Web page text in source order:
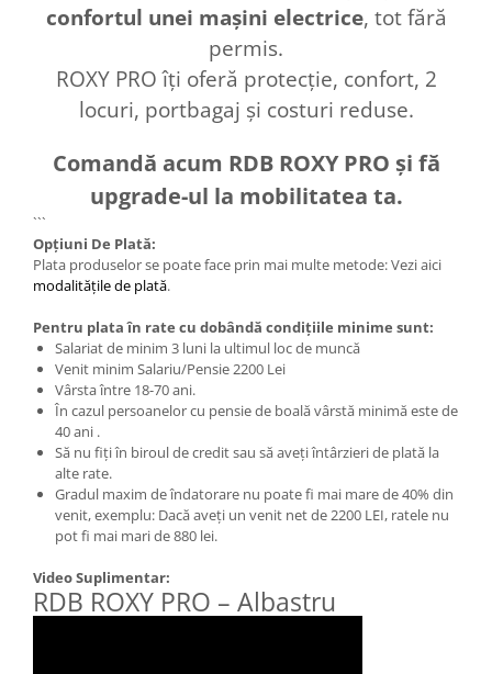
confortul unei mașini electrice, tot fără
permis.
ROXY PRO îți oferă protecție, confort, 2
locuri, portbagaj și costuri reduse.
Comandă acum RDB ROXY PRO și fă
upgrade-ul la mobilitatea ta.
```
Opțiuni De Plată:
Plata produselor se poate face prin mai multe metode: Vezi aici
modalitățile de plată.
Pentru plata în rate cu dobândă condițiile minime sunt:
Salariat de minim 3 luni la ultimul loc de muncă
Venit minim Salariu/Pensie 2200 Lei
Vârsta între 18-70 ani.
În cazul persoanelor cu pensie de boală vârstă minimă este de
40 ani .
Să nu fiți în biroul de credit sau să aveți întârzieri de plată la
alte rate.
Gradul maxim de îndatorare nu poate fi mai mare de 40% din
venit, exemplu: Dacă aveți un venit net de 2200 LEI, ratele nu
pot fi mai mari de 880 lei.
Video Suplimentar:
RDB ROXY PRO – Albastru